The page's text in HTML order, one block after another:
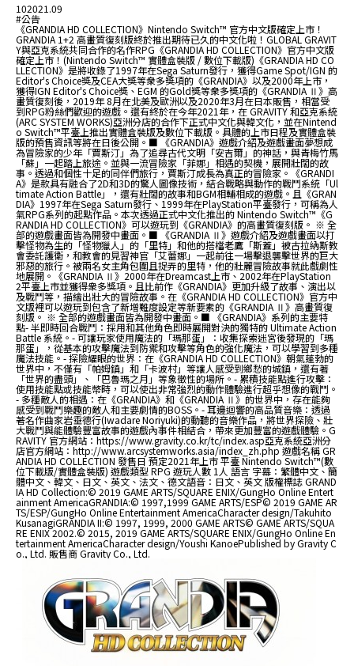
102021.09
#公告
《GRANDIA HD COLLECTION》Nintendo Switch™ 官方中文版確定上市！
GRANDIA 1+2 高畫質復刻版終於推出期待已久的中文化啦！GLOBAL GRAVIT
Y與亞克系統共同合作的名作RPG《GRANDIA HD COLLECTION》官方中文版
確定上市！(Nintendo Switch™ 實體盒裝版 / 數位下載版)《GRANDIA HD CO
LLECTION》是將收錄了1997年在Sega Saturn發行，獲得Game Spot/IGN 的
Editor's Choice獎及CEA大獎等衆多獎項的《GRANDIA》以及2000年上市，
獲得IGN Editor's Choice獎、EGM 的Gold獎等衆多獎項的《GRANDIA Ⅱ》高
畫質復刻後，2019年 8月在北美及歐洲以及2020年3月在日本販售，相當受
到RPG粉絲們歡迎的遊戲。還有終於在今年2021年，在 GRAVITY 和亞克系統
(ARC SYSTEM WORKS)亞洲分店的合作下正式中文化與韓文化，並在Nintend
o Switch™平臺上推出實體盒裝版及數位下載版。具體的上市日程及實體盒裝
版的預售資訊等將在日後公開。■ 《GRANDIA》遊戲介紹及遊戲畫面夢想成
為冒險家的少年「賈斯汀」為了追尋古代文明「安吉爾」的神話，與青梅竹馬
「蘇」一起踏上旅途。並與一流冒險家「菲娜」相遇的契機，展開壯闊的故
事。透過和個性十足的同伴們旅行，賈斯汀成長為真正的冒險家。《GRANDI
A》是款具有融合了2D和3D的驚人圖像技術，結合戰略與動作的戰鬥系統「Ul
timate Action Battle」，還有壯闊的故事和BGM相輔相成的遊戲。且《GRAN
DIA》1997年在Sega Saturn發行、1999年在PlayStation平臺發行，可稱為人
氣RPG系列的起點作品。本次透過正式中文化推出的 Nintendo Switch™《G
RANDIA HD COLLECTION》可以遊玩到《GRANDIA》的高畫質復刻版。 ※ 全
部的遊戲畫面皆為開發中畫面。■ 《GRANDIA Ⅱ》遊戲介紹及遊戲畫面以打
擊怪物為生的「怪物獵人」的「里特」和他的搭檔老鷹「斯蓋」被古拉納斯教
會委託護衛，和教會的見習神官「艾蕾娜」一起前往一場擊退襲擊世界的巨大
邪惡的旅行。被兩名女主角包圍且捉弄的里特，他的壯麗冒險故事就此戲劇性
地展開。《GRANDIA Ⅱ》2000年在Dreamcast上市、2002年在PlayStation
2平臺上市並獲得衆多獎項。且比前作《GRANDIA》更加升級了故事、演出以
及戰鬥等，描繪出壯大的冒險故事。在《GRANDIA HD COLLECTION》官方中
文版裡可以遊玩到包含了新增難度設定等新要素的《GRANDIA Ⅱ》高畫質復
刻版。 ※ 全部的遊戲畫面皆為開發中畫面。■ 《GRANDIA》系列的主要特
點- 半即時回合戰鬥：採用和其他角色即時展開對決的獨特的 Ultimate Action
Battle 系統。- 可讓玩家使用魔法的「瑪那蛋」：收集探索迷宮後發現的「瑪
那蛋」，從基本的攻擊魔法到防禦和攻擊等角色的強化魔法，可以學習到多種
魔法技能。- 探險耀眼的世界：在《GRANDIA HD COLLECTION》朝氣蓬勃的
世界中，不僅有「帕姆鎮」和「卡波村」等讓人感受到鄉愁的城鎮，還有著
「世界的盡頭」、「巴魯瑪之月」等象徵性的場所。- 累積技能點進行攻擊：
使用技能點或技能幣時，可以使出非常強烈的動作體驗進行超乎想像的戰鬥。
- 多種敵人的相遇：在《GRANDIA》和《GRANDIA Ⅱ》的世界中，存在能夠
感受到戰鬥樂趣的敵人和主要劇情的BOSS。- 耳邊迴響的高品質音樂：透過
著名作曲家岩垂德行(Iwadare Noriyuki)的動聽的音樂作品，將世界探險、壯
大戰鬥與能體驗豐富故事的遊戲內事件相結合，帶來更加豐富的遊戲體驗。G
RAVITY 官方網站：https://www.gravity.co.kr/tc/index.asp亞克系統亞洲分
店官方網站：http://www.arcsystemworks.asia/index_zh.php 遊戲名稱 GR
ANDIA HD COLLECTION 發售日 預定2021年上市 平臺 Nintendo Switch™(數
位下載版/實體盒裝版) 遊戲類型 RPG 遊玩人數 1人 語言 字幕：繁體中文、簡
體中文、韓文、日文、英文、法文、德文語音：日文、英文 版權標誌 GRAND
IA HD Collection:© 2019 GAME ARTS/SQUARE ENIX/GungHo Online Entert
ainment AmericaGRANDIA:© 1997,1999 GAME ARTS/ESP© 2019 GAME AR
TS/ESP/GungHo Online Entertainment AmericaCharacter design/Takuhito
KusanagiGRANDIA II:© 1997, 1999, 2000 GAME ARTS© GAME ARTS/SQUA
RE ENIX 2002.© 2015, 2019 GAME ARTS/SQUARE ENIX/GungHo Online En
tertainment AmericaCharacter design/Youshi KanoePublished by Gravity C
o., Ltd. 販售商 Gravity Co., Ltd.